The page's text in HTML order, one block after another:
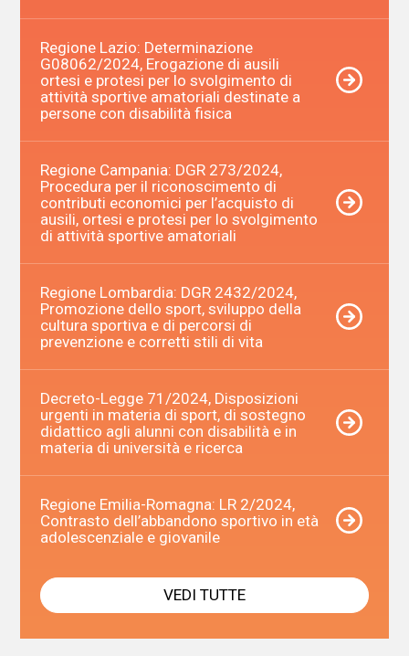
Regione Lazio: Determinazione
G08062/2024, Erogazione di ausili
ortesi e protesi per lo svolgimento di
attività sportive amatoriali destinate a
persone con disabilità fisica
Regione Campania: DGR 273/2024,
Procedura per il riconoscimento di
contributi economici per l’acquisto di
ausili, ortesi e protesi per lo svolgimento
di attività sportive amatoriali
Regione Lombardia: DGR 2432/2024,
Promozione dello sport, sviluppo della
cultura sportiva e di percorsi di
prevenzione e corretti stili di vita
Decreto-Legge 71/2024, Disposizioni
urgenti in materia di sport, di sostegno
didattico agli alunni con disabilità e in
materia di università e ricerca
Regione Emilia-Romagna: LR 2/2024,
Contrasto dell’abbandono sportivo in età
adolescenziale e giovanile
VEDI TUTTE